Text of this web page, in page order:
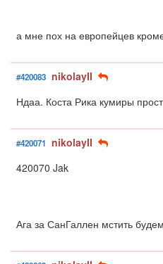
а мне пох на европейцев
#420083 nikolayII
Ндаа. Коста Рика кумиры
#420071 nikolayII
420070 Jak
Ага за СанГаллен мстить